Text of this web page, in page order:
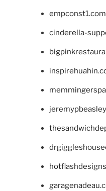
empconst1.com
cinderella-